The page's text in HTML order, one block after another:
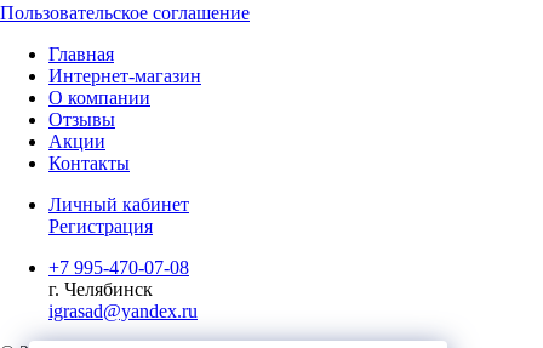
Пользовательское соглашение
Главная
Интернет-магазин
О компании
Отзывы
Акции
Контакты
Личный кабинет
Регистрация
+7 995-470-07-08
г. Челябинск
igrasad@yandex.ru